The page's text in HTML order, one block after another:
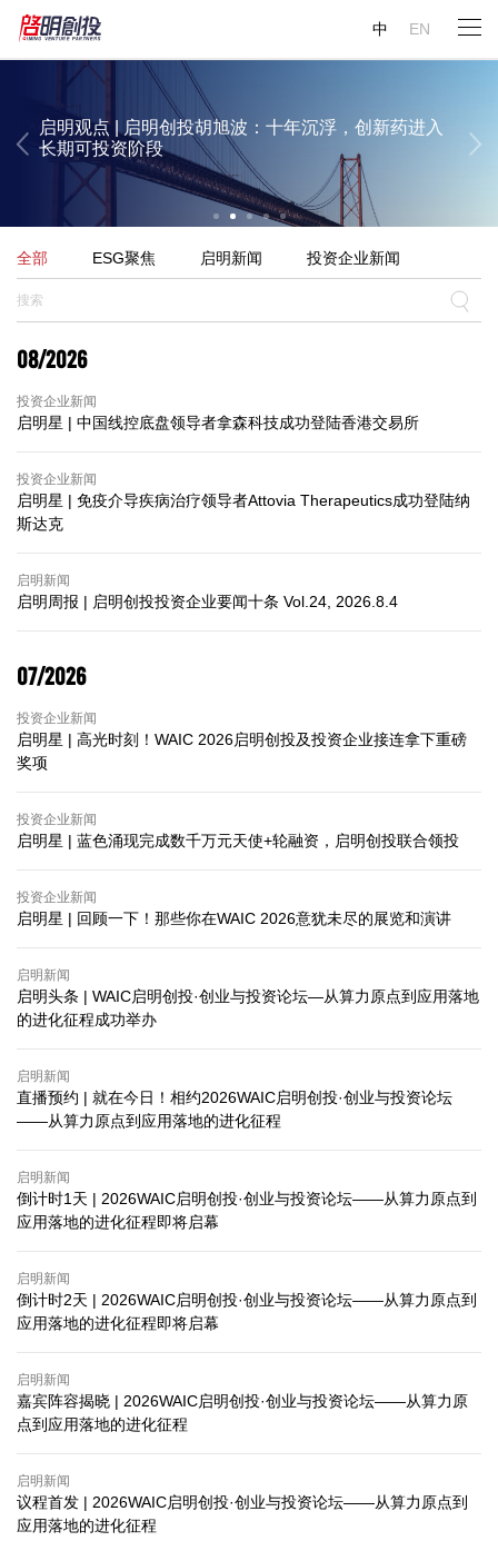
中 EN
已经显现
不过热，理应吸引全世界的资金
启明观点 | 启明创投胡旭波：十年沉浮，创新药进入
长期可投资阶段
启明观点 | 启明创投周志峰：今年大概率将出现“超级
AI应用”
Gary Rieschel：中国或将有12%的GDP来自医疗领域
启明观点 | 启明创投陈侃：AI对生物医药行业的变革
已经显现
启明观点 | 启明创投邝子平：中国的人工智能投资并
不过热，理应吸引全世界的资金
全部 ESG聚焦 启明新闻 投资企业新闻
08/2026
投资企业新闻
启明星 | 中国线控底盘领导者拿森科技成功登陆香港交易所
投资企业新闻
启明星 | 免疫介导疾病治疗领导者Attovia Therapeutics成功登陆纳
斯达克
启明新闻
启明周报 | 启明创投投资企业要闻十条 Vol.24, 2026.8.4
07/2026
投资企业新闻
启明星 | 高光时刻！WAIC 2026启明创投及投资企业接连拿下重磅
奖项
投资企业新闻
启明星 | 蓝色涌现完成数千万元天使+轮融资，启明创投联合领投
投资企业新闻
启明星 | 回顾一下！那些你在WAIC 2026意犹未尽的展览和演讲
启明新闻
启明头条 | WAIC启明创投·创业与投资论坛—从算力原点到应用落地
的进化征程成功举办
启明新闻
直播预约 | 就在今日！相约2026WAIC启明创投·创业与投资论坛
——从算力原点到应用落地的进化征程
启明新闻
倒计时1天 | 2026WAIC启明创投·创业与投资论坛——从算力原点到
应用落地的进化征程即将启幕
启明新闻
倒计时2天 | 2026WAIC启明创投·创业与投资论坛——从算力原点到
应用落地的进化征程即将启幕
启明新闻
嘉宾阵容揭晓 | 2026WAIC启明创投·创业与投资论坛——从算力原
点到应用落地的进化征程
启明新闻
议程首发 | 2026WAIC启明创投·创业与投资论坛——从算力原点到
应用落地的进化征程